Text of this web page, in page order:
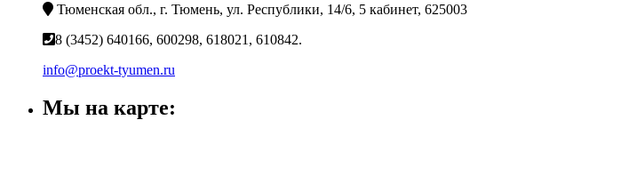
Тюменская обл., г. Тюмень, ул. Республики, 14/6, 5 кабинет, 625003
8 (3452) 640166, 600298, 618021, 610842.
info@proekt-tyumen.ru
Мы на карте: